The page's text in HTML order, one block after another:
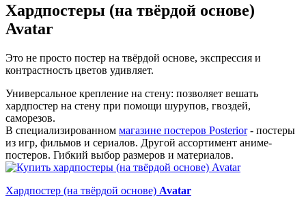
Хардпостеры (на твёрдой основе)
Avatar
Это не просто постер на твёрдой основе, экспрессия и
контрастность цветов удивляет.
Универсальное крепление на стену: позволяет вешать
хардпостер на стену при помощи шурупов, гвоздей,
саморезов.
В специализированном магазине постеров Posterior- постеры
из игр, фильмов и сериалов. Другой ассортимент аниме-
постеров. Гибкий выбор размеров и материалов.
Хардпостер (на твёрдой основе) Avatar